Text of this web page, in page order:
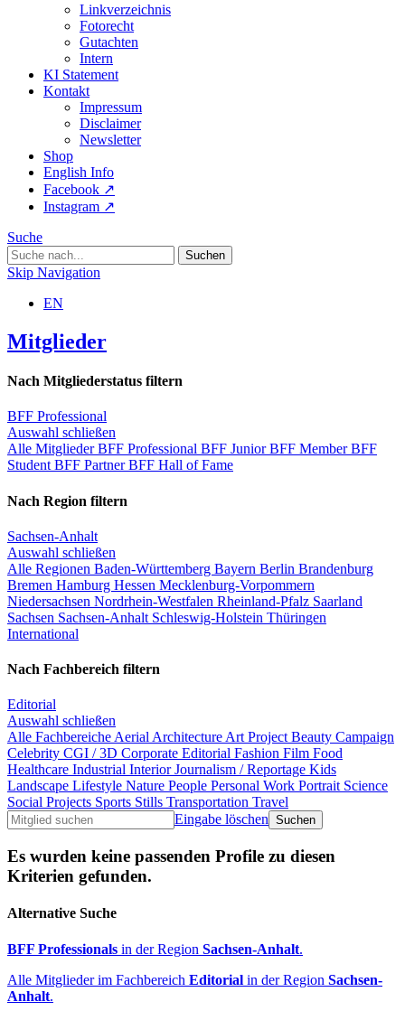
Linkverzeichnis
Fotorecht
Gutachten
Intern
KI Statement
Kontakt
Impressum
Disclaimer
Newsletter
Shop
English Info
Facebook ↗︎
Instagram ↗︎
Suche
Skip Navigation
EN
Mitglieder
Nach Mitgliederstatus filtern
BFF Professional
Auswahl schließen
Alle MitgliederBFF Professional BFF JuniorBFF MemberBFF
Student BFF PartnerBFF Hall of Fame
Nach Region filtern
Sachsen-Anhalt
Auswahl schließen
Alle Regionen Baden-Württemberg Bayern Berlin Brandenburg
Bremen Hamburg Hessen Mecklenburg-Vorpommern
Niedersachsen Nordrhein-Westfalen Rheinland-Pfalz Saarland
Sachsen Sachsen-Anhalt Schleswig-Holstein Thüringen
International
Nach Fachbereich filtern
Editorial
Auswahl schließen
Alle Fachbereiche Aerial Architecture Art Project Beauty Campaign
Celebrity CGI / 3D Corporate Editorial Fashion Film Food
Healthcare Industrial InteriorJournalism / Reportage Kids
Landscape Lifestyle Nature People Personal Work Portrait Science
Social Projects Sports Stills Transportation Travel
Eingabe löschen
Es wurden keine passenden Profile zu diesen
Kriterien gefunden.
Alternative Suche
BFF Professionals in der Region Sachsen-Anhalt.
Alle Mitglieder im Fachbereich Editorial in der Region Sachsen-
Anhalt.